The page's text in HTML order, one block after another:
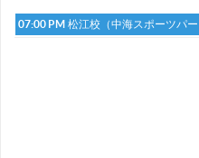
07:00 PM 松江校（中海スポーツパー